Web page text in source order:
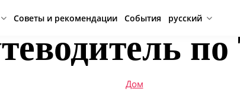
Советы и рекомендации События русский
Дом